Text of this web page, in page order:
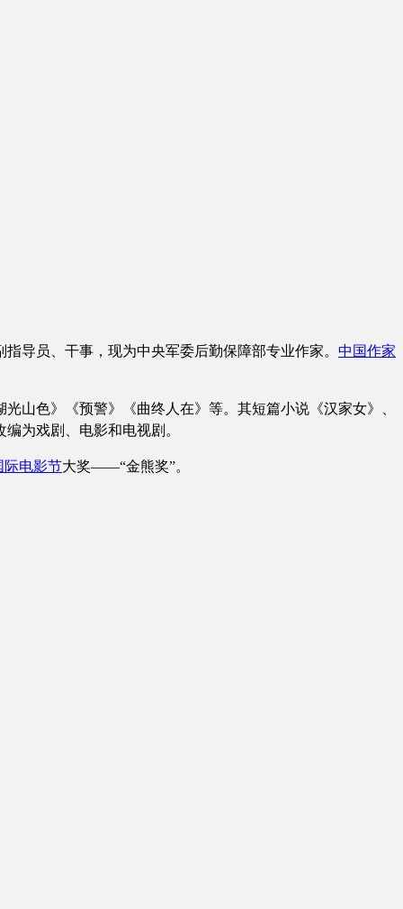
指导员、干事，现为中央军委后勤保障部专业作家。 中国作家
光山色》《预警》《曲终人在》等。其短篇小说《汉家女》、
为戏剧、电影和电视剧。
际电影节大奖——“金熊奖”。